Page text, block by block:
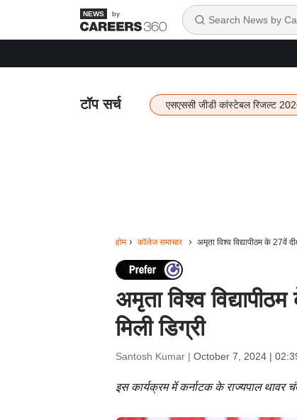
by
टॉप सर्च एसएससी जीडी कांस्टेबल रिजल्ट
होम कॉलेज समाचार अमृता विश्व विद्यापीठम के 27वें
अमृता विश्व
मिली डिग्री
Santosh Kumar | October 7, 2024 |
इस कार्यक्रम में कर्नाटक के राज्यपाल थावर